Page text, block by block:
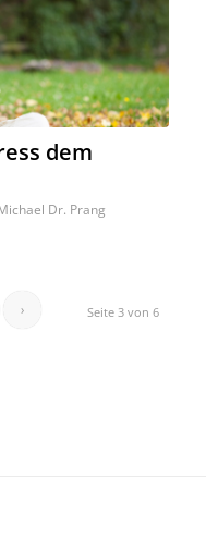
dem
Dr. Prang
Seite 3 von 6
›